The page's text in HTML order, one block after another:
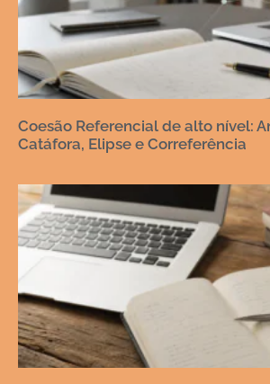
Coesão Referencial de alto nível:
Catáfora, Elipse e Correferência